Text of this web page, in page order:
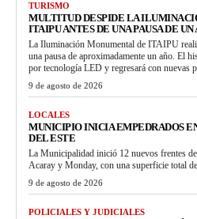
TURISMO
MULTITUD DESPIDE LA
ITAIPU ANTES DE UNA PAUSA DE UN
La Iluminación Monumental de ITAIPU
una pausa de aproximadamente un año. El
por tecnología LED y regresará con nuevas
9 de agosto de 2026
LOCALES
MUNICIPIO INICIA EMPEDRADOS
DEL ESTE
La Municipalidad inició 12 nuevos frentes
Acaray y Monday, con una superficie total
9 de agosto de 2026
POLICIALES Y JUDICIALES